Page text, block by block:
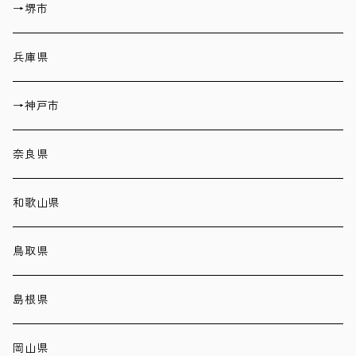
→堺市
兵庫県
→神戸市
奈良県
和歌山県
鳥取県
島根県
岡山県